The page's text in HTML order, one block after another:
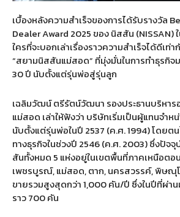
เบื้องหลังความสำเร็จของการได้รับรางวัล
Dealer Award 2025ของ นิสสัน (NISSAN)
ใครที่จะบอกเล่าเรื่องราวความสำเร็จได้ดีเท่
“สยามนิสสันแม่สอด” ที่มุ่งมั่นในการทำธุรกิจ
30ปี นับตั้งแต่รุ่นพ่อสู่รุ่นลูก
เฉลิมวัฒน์ ตรีรัตน์วัฒนา รองประธานบริหา
แม่สอด เล่าให้ฟังว่า บริษัทเริ่มเป็นผู้แทนจำห
นับตั้งแต่รุ่นพ่อในปี 2537 (ค.ศ. 1994)โดยต
ทางธุรกิจในช่วงปี 2546 (ค.ศ. 2003)ซึ่งปัจจุ
สันทั้งหมด 5 แห่งอยู่ในเขตพื้นที่ภาคเหนือตอ
เพชรบูรณ์,แม่สอด,ตาก,นครสวรรค์,พิษณุ
ขายรวมสูงสุดกว่า1,000คัน/ปี ซึ่งในปีที่ผ่า
ราว700คัน